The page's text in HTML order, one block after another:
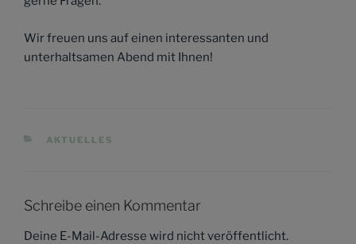
Wir freuen uns auf einen interessanten und
unterhaltsamen Abend mit Ihnen!
KATEGORIEN
AKTUELLES
Schreibe einen Kommentar
Deine E-Mail-Adresse wird nicht veröffentlicht.